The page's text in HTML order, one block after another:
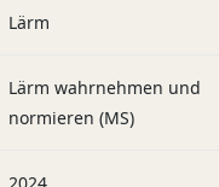
Lärm
Lärm wahrnehmen und
normieren (MS)